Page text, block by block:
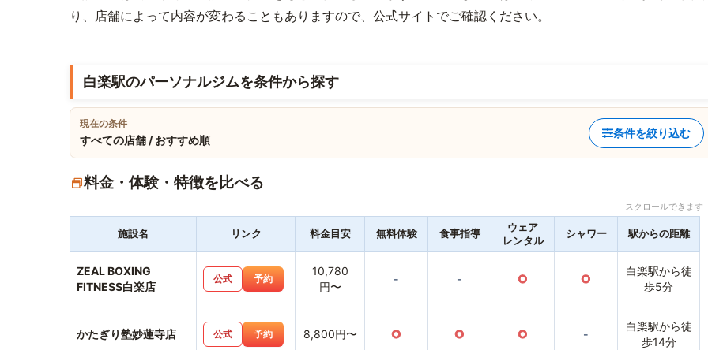
り、店舗によって内容が変わることもありますので、公式サイトでご確認ください。
白楽駅のパーソナルジムを条件から探す
現在の条件
すべての店舗 / おすすめ順
条件を絞り込む
料金・体験・特徴を比べる
スクロールできま
施設名 リンク 料金目安 無料体験 食事指導
ウェア
レンタル
シャワー 駅からの距離
ZEAL BOXING
FITNESS白楽店
公式 予約
10,780
円〜
- - ○ ○
白楽駅から徒
歩5分
かたぎり塾妙蓮寺店 公式 予約 8,800円〜 ○ ○ ○ -
白楽駅から徒
歩14分